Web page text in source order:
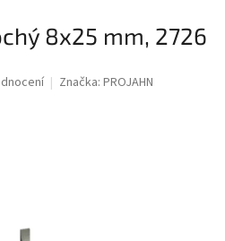
8x25 mm, 2726
Značka: PROJAHN